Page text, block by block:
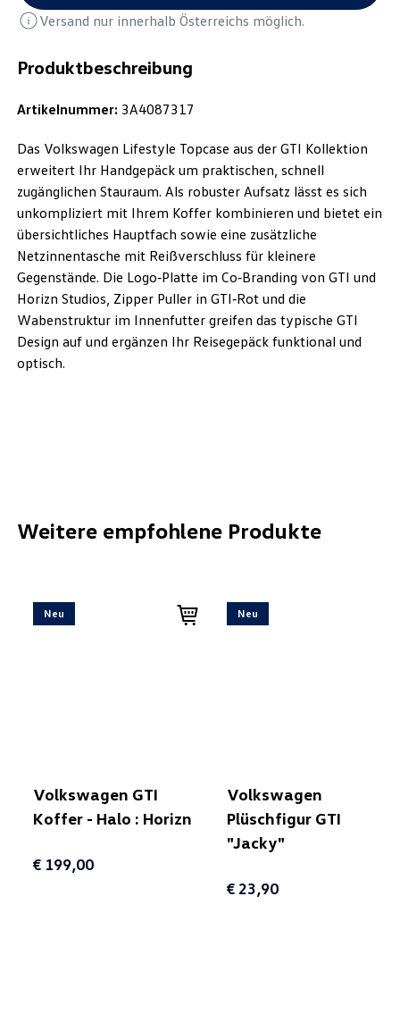
Produktbeschreibung
Artikelnummer: 3A4087317
Das Volkswagen Lifestyle Topcase aus der GTI Kollektion
erweitert Ihr Handgepäck um praktischen, schnell
zugänglichen Stauraum. Als robuster Aufsatz lässt es sich
unkompliziert mit Ihrem Koffer kombinieren und bietet ein
übersichtliches Hauptfach sowie eine zusätzliche
Netzinnentasche mit Reißverschluss für kleinere
Gegenstände. Die Logo‑Platte im Co‑Branding von GTI und
Horizn Studios, Zipper Puller in GTI‑Rot und die
Wabenstruktur im Innenfutter greifen das typische GTI
Design auf und ergänzen Ihr Reisegepäck funktional und
optisch.
Versand nur innerhalb Österreichs möglich.
Weitere empfohlene Produkte
Neu
Volkswagen GTI
Koffer - Halo : Horizn
€ 199,00
Neu
Volkswagen
Plüschfigur GTI
"Jacky"
€ 23,90